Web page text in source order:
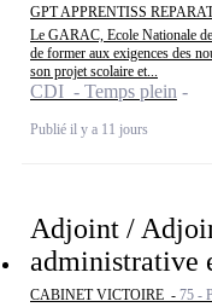
GPT APPRENTISS
Le GARAC, Ecole Nationale
de former aux exigences des
son projet scolaire et...
CDI - Temps plein
Publié il y a 11 jours
Adjoint /
administrative
CABINET VICTOIRE - 75 -